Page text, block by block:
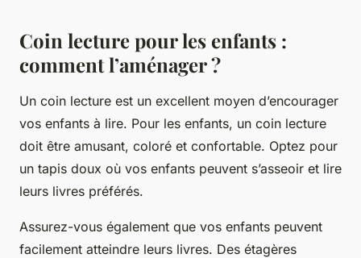
Coin lecture pour les enfants :
comment l’aménager ?
Un coin lecture est un excellent moyen d’encourager
vos enfants à lire. Pour les enfants, un coin lecture
doit être amusant, coloré et confortable. Optez pour
un tapis doux où vos enfants peuvent s’asseoir et lire
leurs livres préférés.
Assurez-vous également que vos enfants peuvent
facilement atteindre leurs livres. Des étagères